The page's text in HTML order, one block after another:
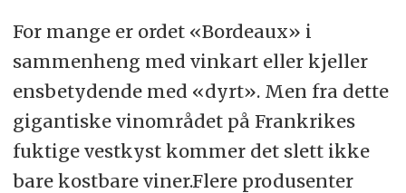
For mange er ordet «Bordeaux» i
sammenheng med vinkart eller kjeller
ensbetydende med «dyrt». Men fra dette
gigantiske vinområdet på Frankrikes
fuktige vestkyst kommer det slett ikke
bare kostbare viner.Flere produsenter